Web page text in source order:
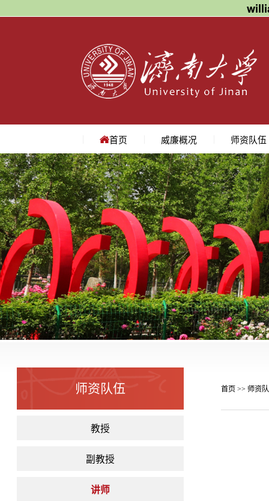
首页 威廉概况
学院简介
学院领导
机构设置
院长寄语
地理位置
师资队伍
教授
副教授
讲师
名师访谈
师资队伍
教授
副教授
讲师
首页>> 师资